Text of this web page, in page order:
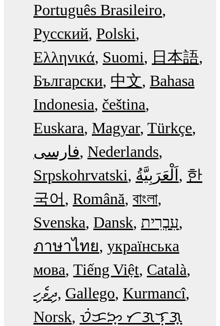
Português Brasileiro
Русский Polski
Ελληνικά Suomi
日本語
Български 中文 Bahasa
Indonesia čeština
Euskara Magyar Türkçe
فارسی Nederlands
Srpskohrvatski
한
국어
Română বাংলা
Svenska Dansk עִבְרִית
ภาษาไทย українська
мова Tiếng Việt Català
ދިވެހި Gallego Kurmancî
Norsk ᜏᜒᜃᜅ᜔ ᜆᜄᜎᜓᜄ᜔